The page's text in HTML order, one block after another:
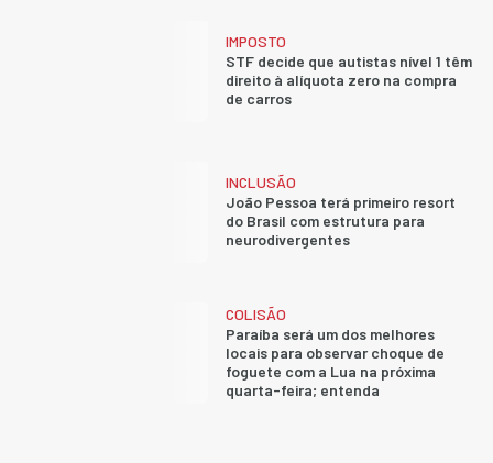
IMPOSTO
STF decide que autistas nível 1 têm
direito à alíquota zero na compra
de carros
INCLUSÃO
João Pessoa terá primeiro resort
do Brasil com estrutura para
neurodivergentes
COLISÃO
Paraíba será um dos melhores
locais para observar choque de
foguete com a Lua na próxima
quarta-feira; entenda